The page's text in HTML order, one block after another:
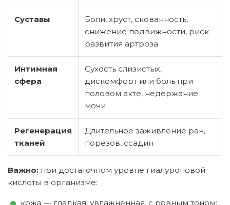
Суставы
Боли, хруст, скованность,
снижение подвижности, риск
развития артроза
Интимная
сфера
Сухость слизистых,
дискомфорт или боль при
половом акте, недержание
мочи
Регенерация
тканей
Длительное заживление ран,
порезов, ссадин
Важно: при достаточном уровне гиалуроновой
кислоты в организме:
кожа — гладкая, увлажненная, с ровным тоном;